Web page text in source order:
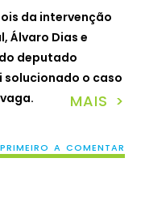
da intervenção
Álvaro Dias e
deputado
solucionado o caso
MAIS >
A COMENTAR